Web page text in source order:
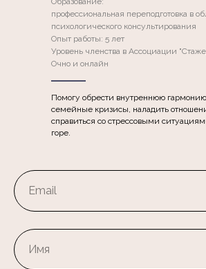
профессиональная переподготовка в
психологического консультирования
Опыт работы: 5 лет
Уровень членства в Ассоциации
Очно и онлайн
Помогу обрести внутреннюю
семейные кризисы, наладить
справиться со стрессовыми
горе.